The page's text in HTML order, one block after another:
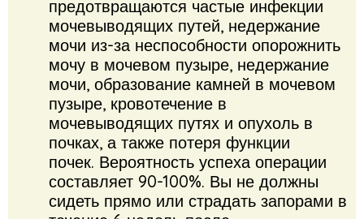
предотвращаются частые инфекции
мочевыводящих путей, недержание
мочи из-за неспособности опорожнить
мочу в мочевом пузыре, недержание
мочи, образование камней в мочевом
пузыре, кровотечение в
мочевыводящих путях и опухоль в
почках, а также потеря функции
почек. Вероятность успеха операции
составляет 90-100%. Вы не должны
сидеть прямо или страдать запорами в